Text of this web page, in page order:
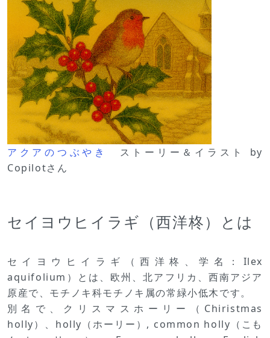
アクアのつぶやき
ストーリー＆イラスト by
Copilotさん
セイヨウヒイラギ（西洋柊）とは
セイヨウヒイラギ（西洋柊、学名：Ilex
aquifolium）とは、欧州、北アフリカ、西南アジア
原産で、モチノキ科モチノキ属の常緑小低木です。
別名で、クリスマスホーリー（Chiristmas
holly）、holly（ホーリー）, common holly（こも